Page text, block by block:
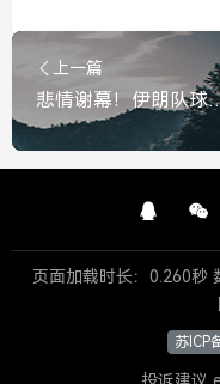
上一篇
悲情谢幕！伊朗队球员泪洒发布会，这届世界杯是场
页面加载时长：0.260秒
苏ICP